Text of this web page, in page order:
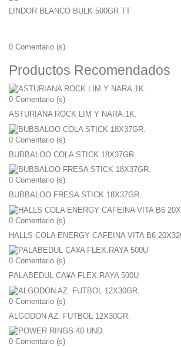
LINDOR BLANCO BULK 500GR TT
0 Comentario (s)
Productos Recomendados
0 Comentario (s)
ASTURIANA ROCK LIM Y NARA.1K.
0 Comentario (s)
BUBBALOO COLA STICK 18X37GR.
0 Comentario (s)
BUBBALOO FRESA STICK 18X37GR.
0 Comentario (s)
HALLS COLA ENERGY CAFEINA VITA B6
0 Comentario (s)
PALABEDUL CA¥A FLEX.RAYA 500U
0 Comentario (s)
ALGODON AZ. FUTBOL 12X30GR.
0 Comentario (s)